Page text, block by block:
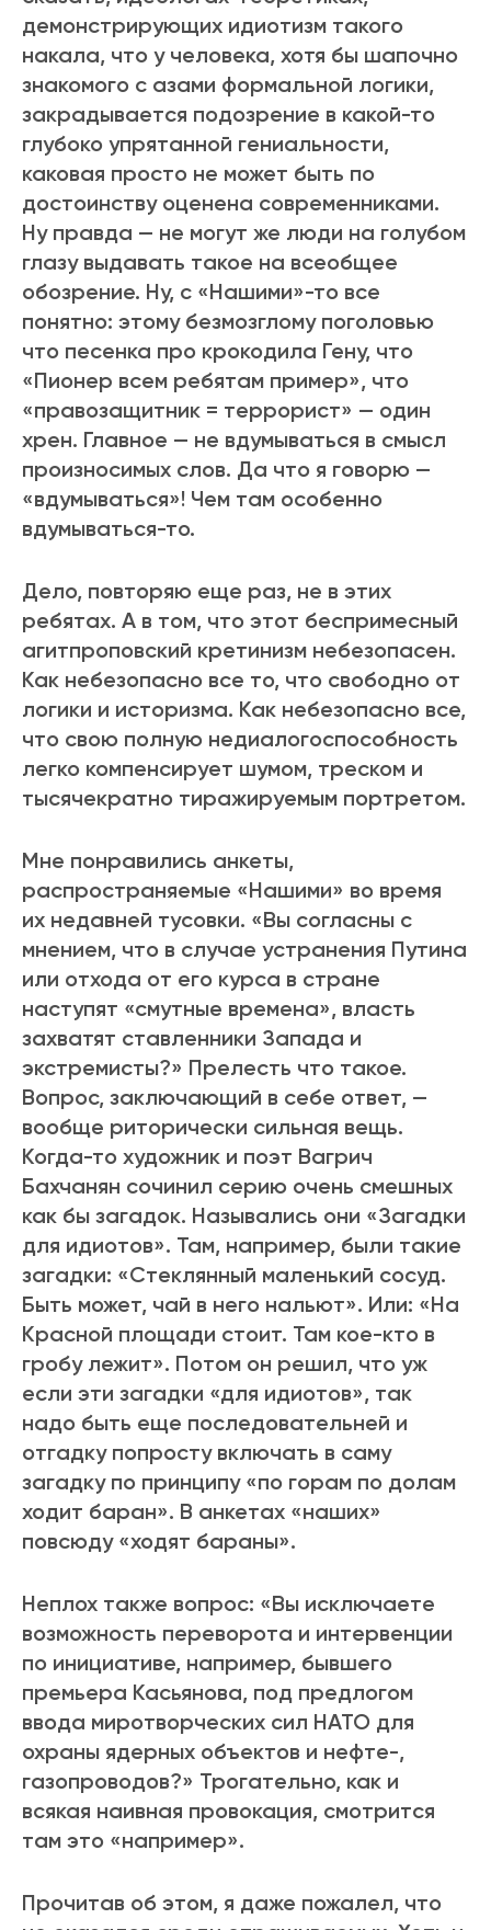
демонстрирующих идиотизм такого
накала, что у человека, хотя бы шапочно
знакомого с азами формальной логики,
закрадывается подозрение в какой-то
глубоко упрятанной гениальности,
каковая просто не может быть по
достоинству оценена современниками.
Ну правда — не могут же люди на голубом
глазу выдавать такое на всеобщее
обозрение. Ну, с «Нашими»-то все
понятно: этому безмозглому поголовью
что песенка про крокодила Гену, что
«Пионер всем ребятам пример», что
«правозащитник = террорист» — один
хрен. Главное — не вдумываться в смысл
произносимых слов. Да что я говорю —
«вдумываться»! Чем там особенно
вдумываться-то.
Дело, повторяю еще раз, не в этих
ребятах. А в том, что этот беспримесный
агитпроповский кретинизм небезопасен.
Как небезопасно все то, что свободно от
логики и историзма. Как небезопасно все,
что свою полную недиалогоспособность
легко компенсирует шумом, треском и
тысячекратно тиражируемым портретом.
Мне понравились анкеты,
распространяемые «Нашими» во время
их недавней тусовки. «Вы согласны с
мнением, что в случае устранения Путина
или отхода от его курса в стране
наступят «смутные времена», власть
захватят ставленники Запада и
экстремисты?» Прелесть что такое.
Вопрос, заключающий в себе ответ, —
вообще риторически сильная вещь.
Когда-то художник и поэт Вагрич
Бахчанян сочинил серию очень смешных
как бы загадок. Назывались они «Загадки
для идиотов». Там, например, были такие
загадки: «Стеклянный маленький сосуд.
Быть может, чай в него нальют». Или: «На
Красной площади стоит. Там кое-кто в
гробу лежит». Потом он решил, что уж
если эти загадки «для идиотов», так
надо быть еще последовательней и
отгадку попросту включать в саму
загадку по принципу «по горам по долам
ходит баран». В анкетах «наших»
повсюду «ходят бараны».
Неплох также вопрос: «Вы исключаете
возможность переворота и интервенции
по инициативе, например, бывшего
премьера Касьянова, под предлогом
ввода миротворческих сил НАТО для
охраны ядерных объектов и нефте-,
газопроводов?» Трогательно, как и
всякая наивная провокация, смотрится
там это «например».
Прочитав об этом, я даже пожалел, что